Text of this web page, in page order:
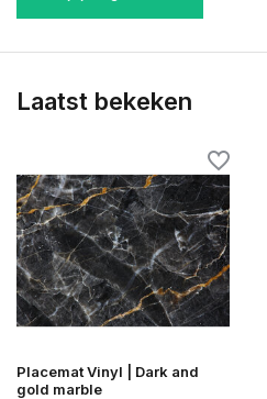
Laatst bekeken
Placemat Vinyl | Dark and
gold marble